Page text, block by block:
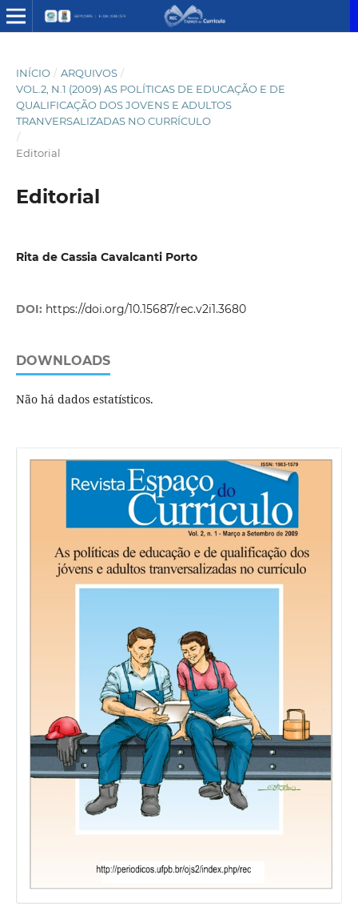
INÍCIO / ARQUIVOS /
VOL.2, N.1 (2009) AS POLÍTICAS DE EDUCAÇÃO E DE
QUALIFICAÇÃO DOS JOVENS E ADULTOS
TRANVERSALIZADAS NO CURRÍCULO
/
Editorial
Editorial
Rita de Cassia Cavalcanti Porto
DOI: https://doi.org/10.15687/rec.v2i1.3680
DOWNLOADS
Não há dados estatísticos.